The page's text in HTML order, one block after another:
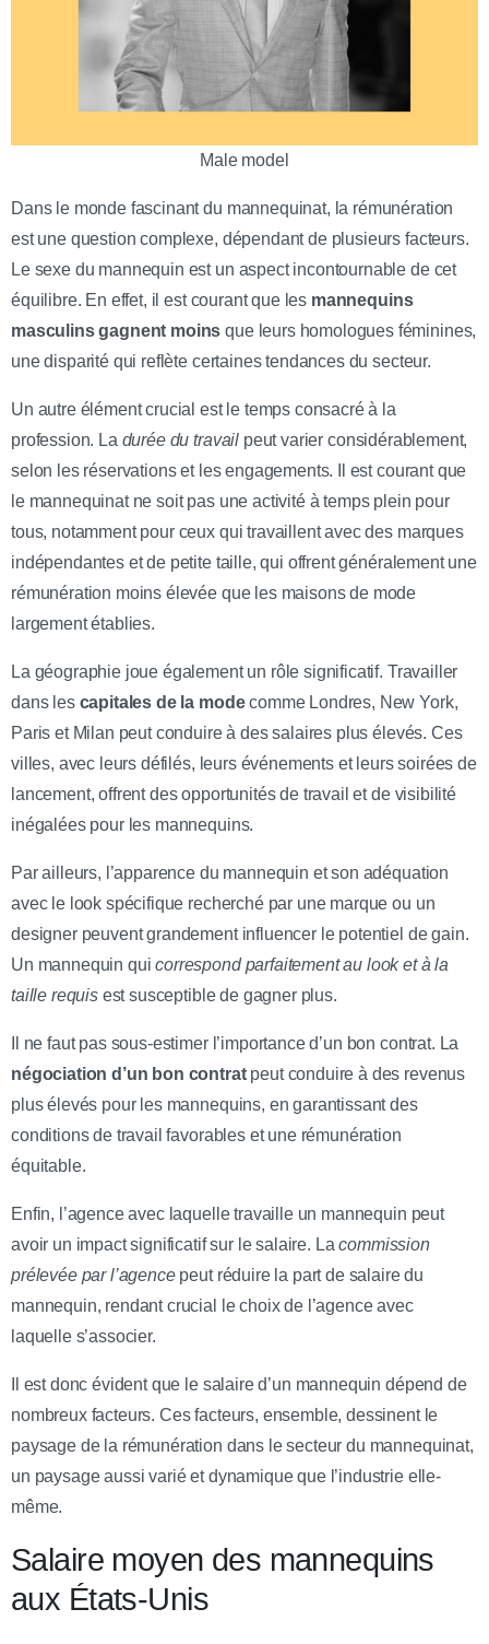
Male model
Dans le monde fascinant du mannequinat, la rémunération
est une question complexe, dépendant de plusieurs facteurs.
Le sexe du mannequin est un aspect incontournable de cet
équilibre. En effet, il est courant que les mannequins
masculins gagnent moins que leurs homologues féminines,
une disparité qui reflète certaines tendances du secteur.
Un autre élément crucial est le temps consacré à la
profession. La durée du travail peut varier considérablement,
selon les réservations et les engagements. Il est courant que
le mannequinat ne soit pas une activité à temps plein pour
tous, notamment pour ceux qui travaillent avec des marques
indépendantes et de petite taille, qui offrent généralement une
rémunération moins élevée que les maisons de mode
largement établies.
La géographie joue également un rôle significatif. Travailler
dans les capitales de la modecomme Londres, New York,
Paris et Milan peut conduire à des salaires plus élevés. Ces
villes, avec leurs défilés, leurs événements et leurs soirées de
lancement, offrent des opportunités de travail et de visibilité
inégalées pour les mannequins.
Par ailleurs, l’apparence du mannequin et son adéquation
avec le look spécifique recherché par une marque ou un
designer peuvent grandement influencer le potentiel de gain.
Un mannequin quicorrespond parfaitement au look et à la
taille requisest susceptible de gagner plus.
Il ne faut pas sous-estimer l’importance d’un bon contrat. La
négociation d’un bon contratpeut conduire à des revenus
plus élevés pour les mannequins, en garantissant des
conditions de travail favorables et une rémunération
équitable.
Enfin, l’agence avec laquelle travaille un mannequin peut
avoir un impact significatif sur le salaire. Lacommission
prélevée par l’agencepeut réduire la part de salaire du
mannequin, rendant crucial le choix de l’agence avec
laquelle s’associer.
Il est donc évident que le salaire d’un mannequin dépend de
nombreux facteurs. Ces facteurs, ensemble, dessinent le
paysage de la rémunération dans le secteur du mannequinat,
un paysage aussi varié et dynamique que l’industrie elle-
même.
Salaire moyen des mannequins
aux États-Unis